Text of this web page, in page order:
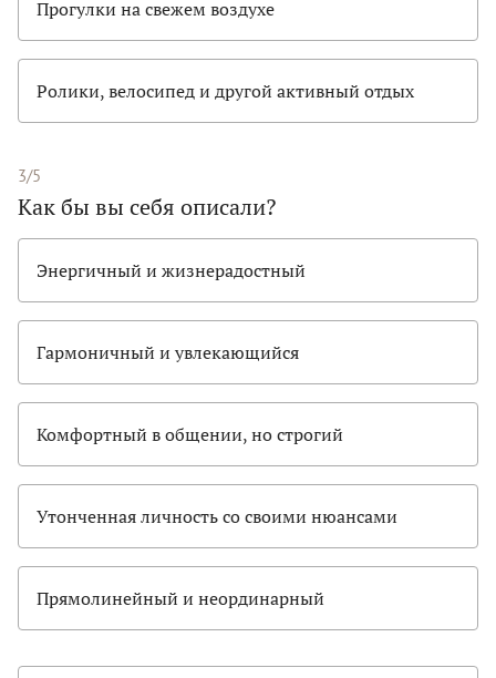
Прогулки на свежем воздухе
Ролики, велосипед и другой активный отдых
3/5
Как бы вы себя описали?
Энергичный и жизнерадостный
Гармоничный и увлекающийся
Комфортный в общении, но строгий
Утонченная личность со своими нюансами
Прямолинейный и неординарный